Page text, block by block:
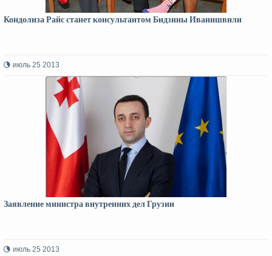
Кондолиза Райс станет консультантом Бидзины Иванишвили
июль 25 2013
Заявление министра внутренних дел Грузии
июль 25 2013